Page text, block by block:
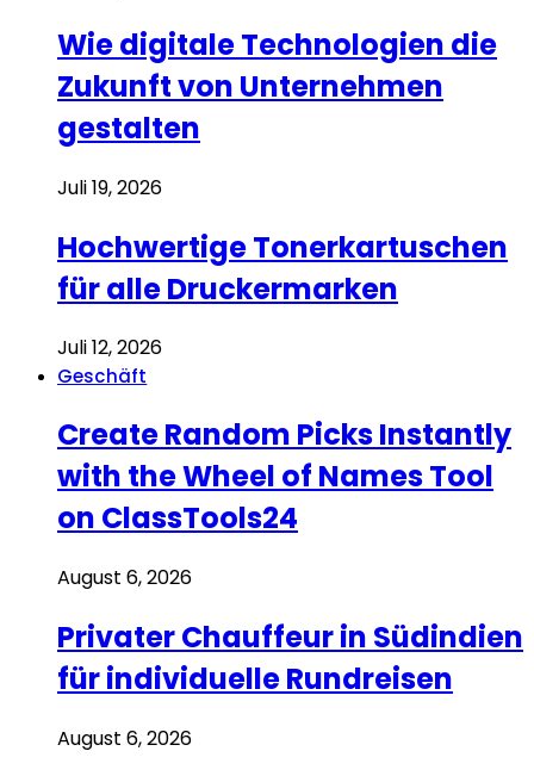
Wie digitale Technologien die
Zukunft von Unternehmen
gestalten
Juli 19, 2026
Hochwertige Tonerkartuschen
für alle Druckermarken
Juli 12, 2026
Geschäft
Create Random Picks Instantly
with the Wheel of Names Tool
on ClassTools24
August 6, 2026
Privater Chauffeur in Südindien
für individuelle Rundreisen
August 6, 2026